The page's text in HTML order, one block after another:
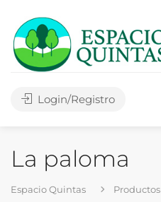
Login/Registro
La paloma
Espacio Quintas Productos